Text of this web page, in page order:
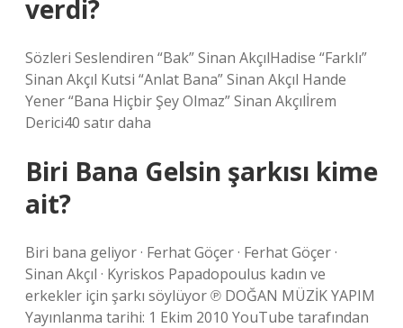
verdi?
Sözleri Seslendiren “Bak” Sinan AkçılHadise “Farklı”
Sinan Akçıl Kutsi “Anlat Bana” Sinan Akçıl Hande
Yener “Bana Hiçbir Şey Olmaz” Sinan Akçılİrem
Derici40 satır daha
Biri Bana Gelsin şarkısı kime
ait?
Biri bana geliyor · Ferhat Göçer · Ferhat Göçer ·
Sinan Akçıl · Kyriskos Papadopoulus kadın ve
erkekler için şarkı söylüyor ℗ DOĞAN MÜZİK YAPIM
Yayınlanma tarihi: 1 Ekim 2010 YouTube tarafından